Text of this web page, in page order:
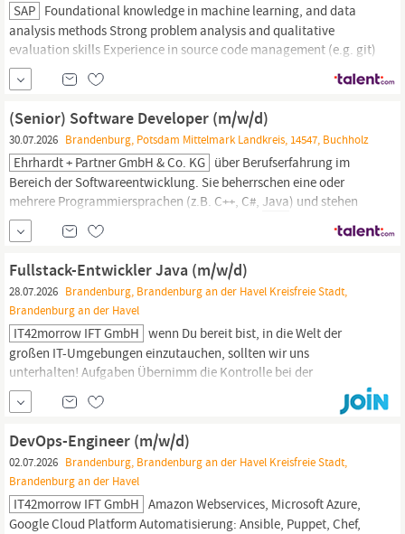
SAP Foundational knowledge in machine learning, and data
analysis methods Strong problem analysis and qualitative
evaluation skills Experience in source code management (e.g. git)
Experience in Frontend Development (TypeScript, React) or
Backend Development (e.g. Python,
, Rust) Knowledge
about UX fundamentals and methods Language skills: Fluent in...
(Senior) Software Developer (m/w/d)
30.07.2026 Brandenburg, Potsdam Mittelmark Landkreis, 14547, Buchholz
Ehrhardt + Partner GmbH & Co. KG über Berufserfahrung im
Bereich der Softwareentwicklung. Sie beherrschen eine oder
mehrere Programmiersprachen (z.B. C++, C#, Java) und stehen
auch anderen Programmiersprachen offen gegenüber (z.B.
Cobol). Idealerweise bringen Sie Erfahrung im Umgang mit
Datenbanken mit. Sie verfügen über gute Deutsch- und
Englischkenntnisse.
Fullstack-Entwickler Java (m/w/d)
28.07.2026 Brandenburg, Brandenburg an der Havel Kreisfreie Stadt,
Brandenburg an der Havel
IT42morrow IFT GmbH wenn Du bereit bist, in die Welt der
großen IT-Umgebungen einzutauchen, sollten wir uns
unterhalten! Aufgaben Übernimm die Kontrolle bei der
Entwicklung und Wartung von Fullstack-
-Anwendungen.
Zeige deine Fähigkeiten in der Frontend- und Backend-
Entwicklung und der Integration von Datenbanken. Werde zum
Problemlöser, wenn es um die Behebung von...
DevOps-Engineer (m/w/d)
02.07.2026 Brandenburg, Brandenburg an der Havel Kreisfreie Stadt,
Brandenburg an der Havel
IT42morrow IFT GmbH Amazon Webservices, Microsoft Azure,
Google Cloud Platform Automatisierung: Ansible, Puppet, Chef,